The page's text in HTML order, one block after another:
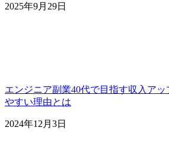
2025年9月29日
エンジニア副業40代で目指す収入ア
やすい理由とは
2024年12月3日